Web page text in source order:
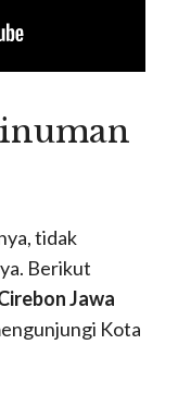
tidak
Berikut
Jawa
Kota